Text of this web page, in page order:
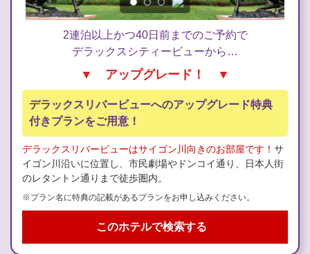
2連泊以上かつ40日前までのご予約で
デラックスシティービューから…
▼ アップグレード！ ▼
デラックスリバービューへのアップグレード特典
付きプランをご用意！
デラックスリバービューはサイゴン川向きのお部屋です！ サ
イゴン川沿いに位置し、市民劇場やドンコイ通り、日本人街
のレタントン通りまで徒歩圏内。
※プラン名に特典の記載があるプランをお申し込みください。
このホテルで検索する